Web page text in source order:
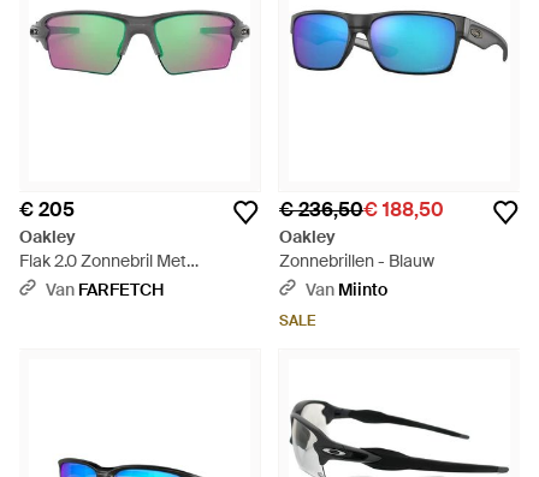
€ 205
Oakley
Flak 2.0 Zonnebril Met
Oversized Montuur - Groen
Van FARFETCH
€ 236,50€ 188,50
Oakley
Zonnebrillen - Blauw
Van Miinto
SALE